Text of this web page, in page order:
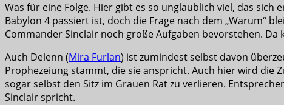
Was für eine Folge. Hier gibt es so unglaublich viel, das
Babylon 4 passiert ist, doch die Frage nach dem „Warum“
Commander Sinclair noch große Aufgaben bevorstehen. Da
Auch Delenn (Mira Furlan) ist zumindest selbst davon
Prophezeiung stammt, die sie anspricht. Auch hier wird die
sogar selbst den Sitz im Grauen Rat zu verlieren.
Sinclair spricht.